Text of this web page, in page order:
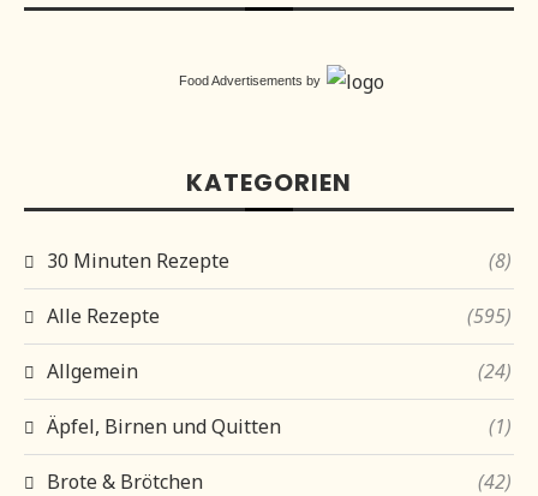
Food Advertisements by
KATEGORIEN
30 Minuten Rezepte (8)
Alle Rezepte (595)
Allgemein (24)
Äpfel, Birnen und Quitten (1)
Brote & Brötchen (42)